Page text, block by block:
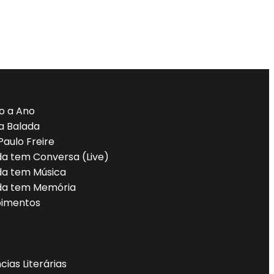
a Ano
Balada
Freire
tem Conversa (Live)
tem Música
tem Memória
Literárias